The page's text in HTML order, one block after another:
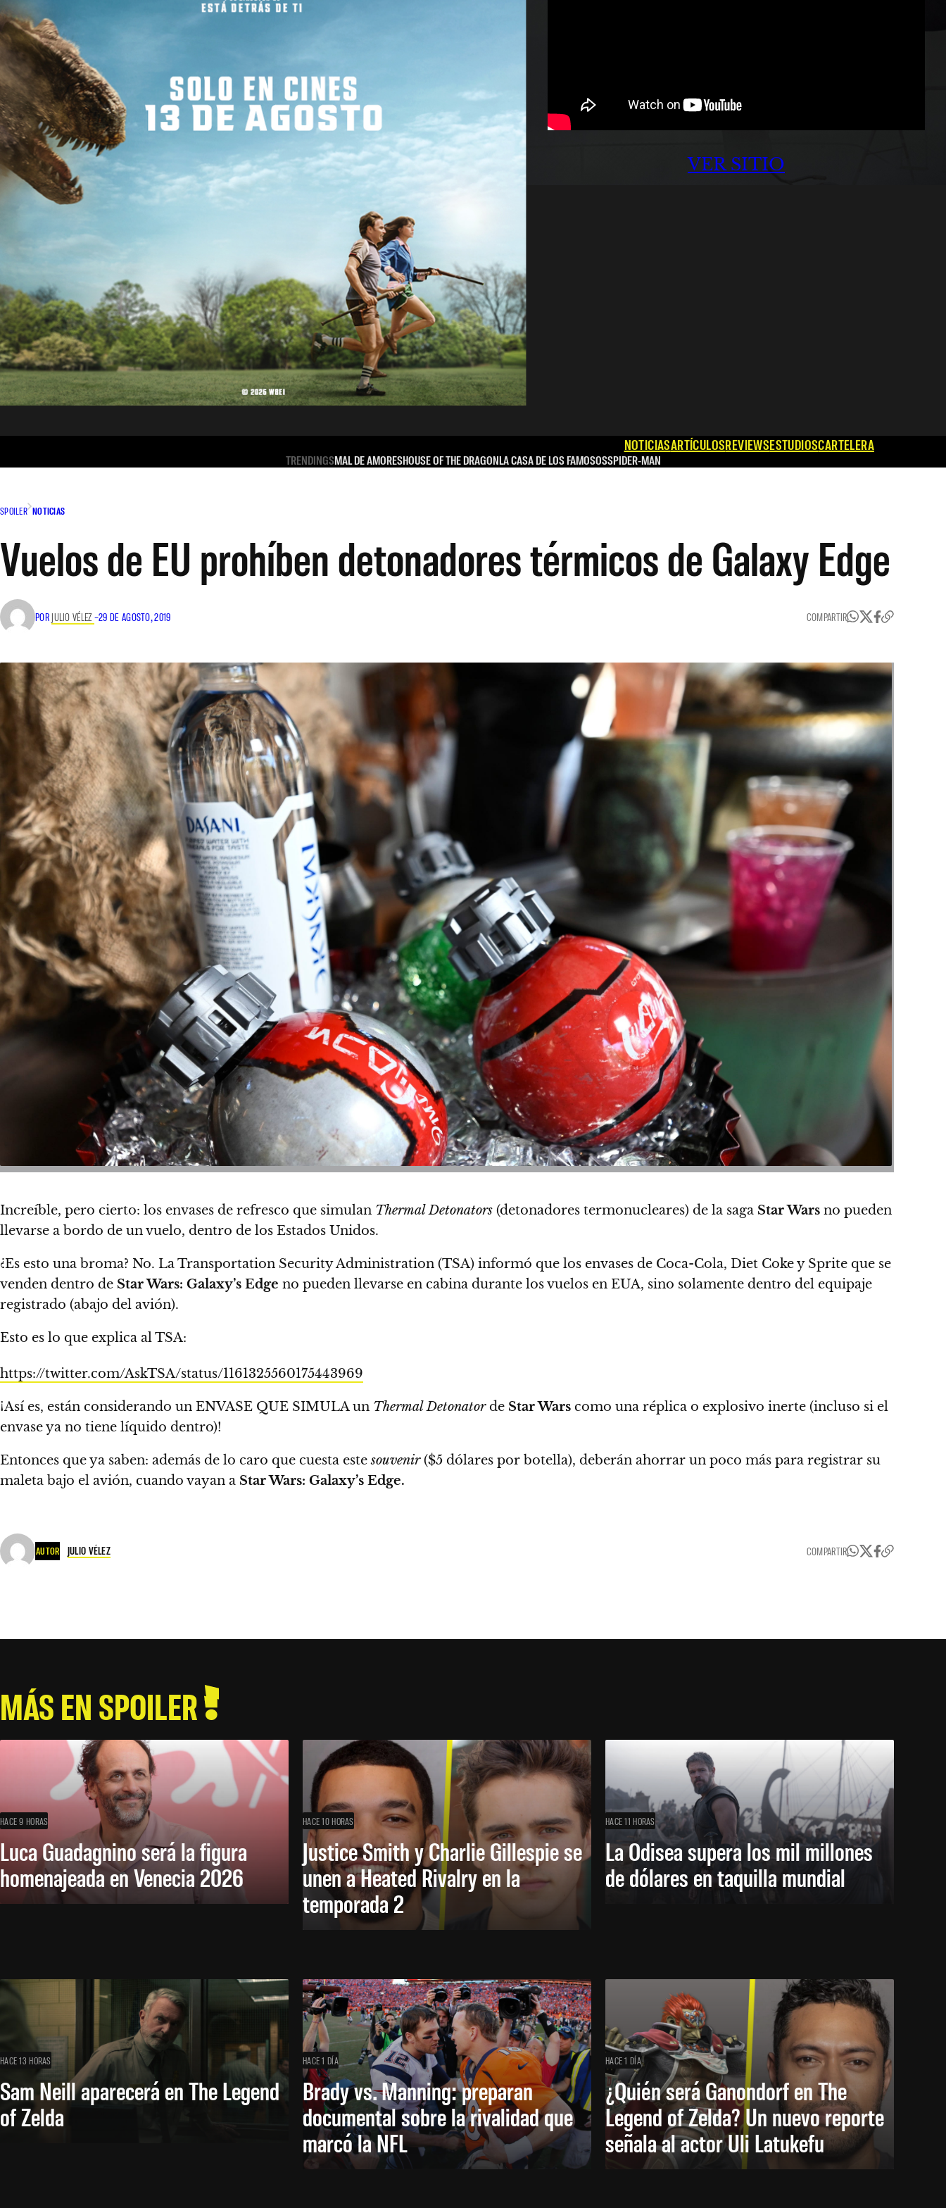
VER SITIO
NOTICIASARTÍCULOSREVIEWSESTUDIOSCARTELERA
TRENDINGSMAL DE AMORESHOUSE OF THE DRAGONLA CASA DE LOS FAMOSOSSPIDER-MAN
SPOILER NOTICIAS
Vuelos de EU prohíben detonadores térmicos de Galaxy Edge
POR JULIO VÉLEZ –29 DE AGOSTO, 2019 COMPARTIR
Increíble, pero cierto: los envases de refresco que simulan Thermal Detonators (detonadores termonucleares) de la saga Star Wars no pueden
llevarse a bordo de un vuelo, dentro de los Estados Unidos.
¿Es esto una broma? No. La Transportation Security Administration (TSA) informó que los envases de Coca-Cola, Diet Coke y Sprite que se
venden dentro de Star Wars: Galaxy’s Edge no pueden llevarse en cabina durante los vuelos en EUA, sino solamente dentro del equipaje
registrado (abajo del avión).
Esto es lo que explica al TSA:
https://twitter.com/AskTSA/status/1161325560175443969
¡Así es, están considerando un ENVASE QUE SIMULA un Thermal Detonatorde Star Wars como una réplica o explosivo inerte (incluso si el
envase ya no tiene líquido dentro)!
Entonces que ya saben: además de lo caro que cuesta estesouvenir($5 dólares por botella), deberán ahorrar un poco más para registrar su
maleta bajo el avión, cuando vayan a Star Wars: Galaxy’s Edge.
AUTOR JULIO VÉLEZ COMPARTIR
MÁS EN SPOILER
HACE 9 HORAS
Luca Guadagnino será la figura
homenajeada en Venecia 2026
HACE 10 HORAS
Justice Smith y Charlie Gillespie se
unen a Heated Rivalry en la
temporada 2
HACE 11 HORAS
La Odisea supera los mil millones
de dólares en taquilla mundial
HACE 13 HORAS
Sam Neill aparecerá en The Legend
of Zelda
HACE 1 DÍA
Brady vs. Manning: preparan
documental sobre la rivalidad que
marcó la NFL
HACE 1 DÍA
¿Quién será Ganondorf en The
Legend of Zelda? Un nuevo reporte
señala al actor Uli Latukefu